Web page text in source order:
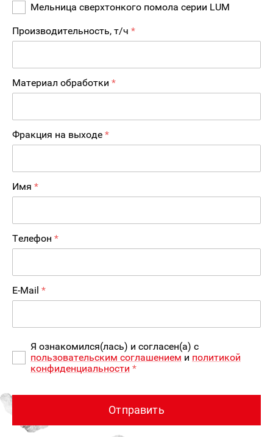
Мельница сверхтонкого помола серии LUM
Производительность, т/ч *
Материал обработки *
Фракция на выходе *
Имя *
Телефон *
E-Mail *
Я ознакомился(лась) и согласен(а) с
пользовательским соглашением и политикой
конфиденциальности *
Отправить